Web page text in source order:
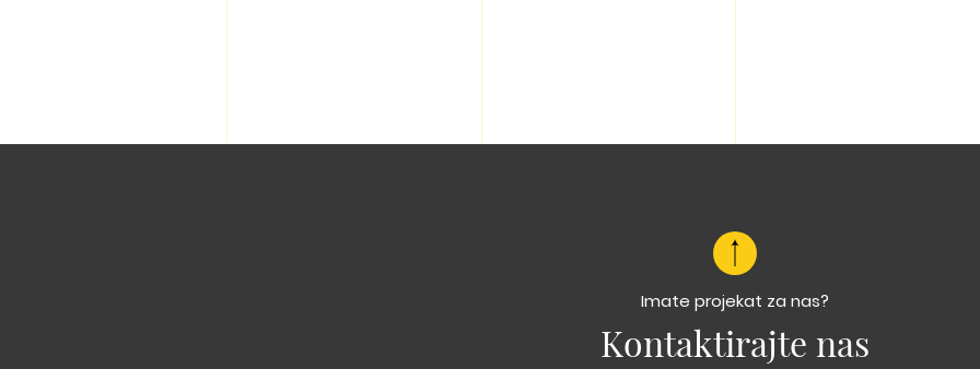
Imate projekat za nas?
Kontaktirajte nas